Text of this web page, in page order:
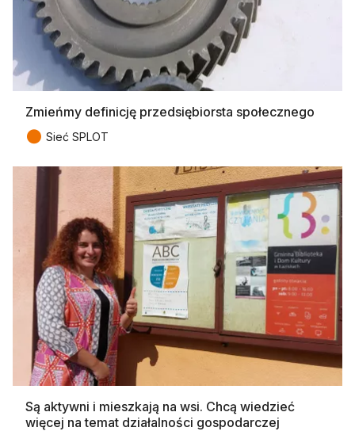
Zmieńmy definicję przedsiębiorsta społecznego
● Sieć SPLOT
Są aktywni i mieszkają na wsi. Chcą wiedzieć
więcej na temat działalności gospodarczej